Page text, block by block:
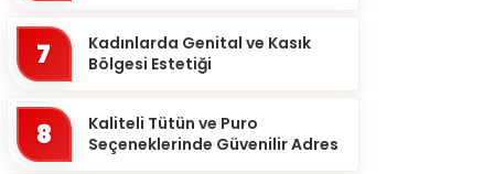
7
Kadınlarda Genital ve Kasık
Bölgesi Estetiği
8
Kaliteli Tütün ve Puro
Seçeneklerinde Güvenilir Adres
Bitlis
Bolu
Bursa